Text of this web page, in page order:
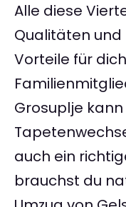
Alle diese
Qualitäten
Vorteile für
Grosuplje
auch ein
brauchst du